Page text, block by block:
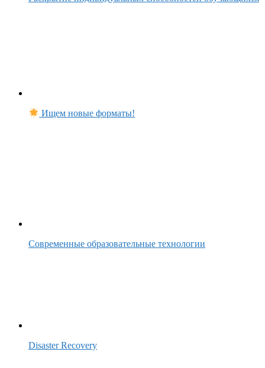
Ищем новые форматы!
Современные образовательные технологии
Disaster Recovery